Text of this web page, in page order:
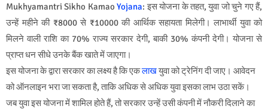
Mukhyamantri Sikho KamaoYojana: इस योजना के तहत, युवा जो चुने गए हैं,
उन्हें महीने की ₹8000 से ₹10000 की आर्थिक सहायता मिलेगी। लाभार्थी युवा को
मिलने वाली राशि का 70% राज्य सरकार देगी, बाकी 30% कंपनी देगी। योजना से
प्राप्त धन सीधे उनके बैंक खाते में जाएगा।
इस योजना के द्वारा सरकार का लक्ष्य है कि एकलाखयुवा को ट्रेनिंग दी जाए। आवेदन
को ऑनलाइन भरा जा सकता है, ताकि अधिक से अधिक युवा इसका लाभ उठा सकें।
जब युवा इस योजना में शामिल होते हैं, तो सरकार उन्हें उसी कंपनी में नौकरी दिलाने का